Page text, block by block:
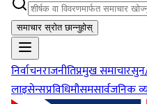
समाचार स्रोत छान्नुहोस्
निर्वाचनराजनीतिप्रमुख समाचार
लाइसेन्सप्रविधिमौसमसार्वजनिक